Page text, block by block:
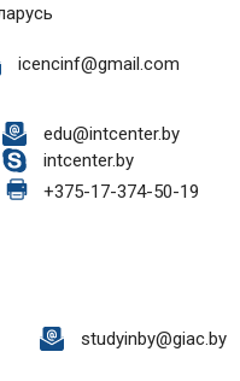
icencinf@gmail.com
edu@intcenter.by
intcenter.by
+375-17-374-50-19
studyinby@giac.by